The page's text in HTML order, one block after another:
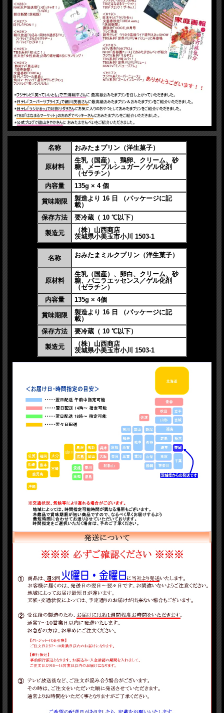
名称 おみたまプリン（洋生菓子）
原材料
生乳（国産）、鶏卵、クリーム、砂
糖、メープルシュガー／ゲル化剤
（ゼラチン）
内容量
135g × 4 個
賞味期限
製造より 16 日 （パッケージに記
載）
保存方法
要冷蔵（ 10 ℃以下）
製造元
（株）山西商店
茨城県小美玉市小川 1503-1
名称 おみたまミルクプリン（洋生菓子）
原材料
生乳（国産）、卵白、クリーム、砂
糖、バニラエッセンス／ゲル化剤
（ゼラチン）
内容量
135g × 4個
賞味期限
製造より 16 日 （パッケージに記
載）
保存方法
要冷蔵（ 10 ℃以下）
製造元
（株）山西商店
茨城県小美玉市小川 1503-1